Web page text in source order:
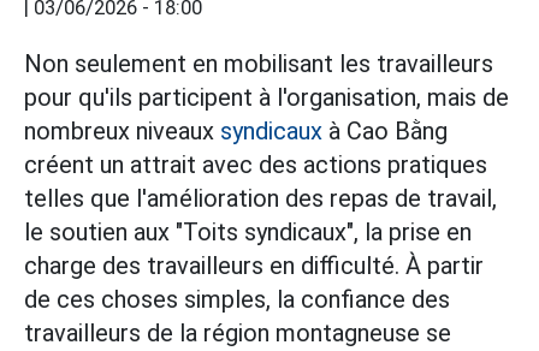
03/06/2026 - 18:00
Non seulement en mobilisant les travailleurs
pour qu'ils participent à l'organisation, mais de
nombreux niveaux syndicaux à Cao Bằng
créent un attrait avec des actions pratiques
telles que l'amélioration des repas de travail,
le soutien aux "Toits syndicaux", la prise en
charge des travailleurs en difficulté. À partir
de ces choses simples, la confiance des
travailleurs de la région montagneuse se